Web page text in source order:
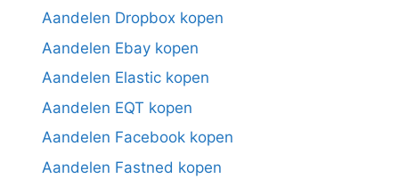
Aandelen Dropbox kopen
Aandelen Ebay kopen
Aandelen Elastic kopen
Aandelen EQT kopen
Aandelen Facebook kopen
Aandelen Fastned kopen